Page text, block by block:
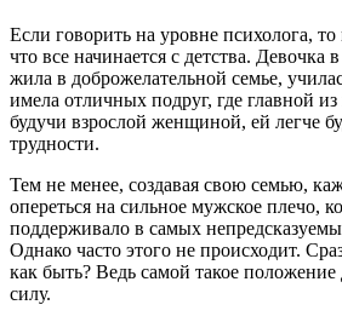
Если говорить на уровне психолога,
что все начинается с детства. Девочка
жила в доброжелательной семье,
имела отличных подруг, где главной
будучи взрослой женщиной, ей легче
трудности.
Тем не менее, создавая свою семью,
опереться на сильное мужское плечо,
поддерживало в самых
Однако часто этого не происходит.
как быть? Ведь самой такое
силу.